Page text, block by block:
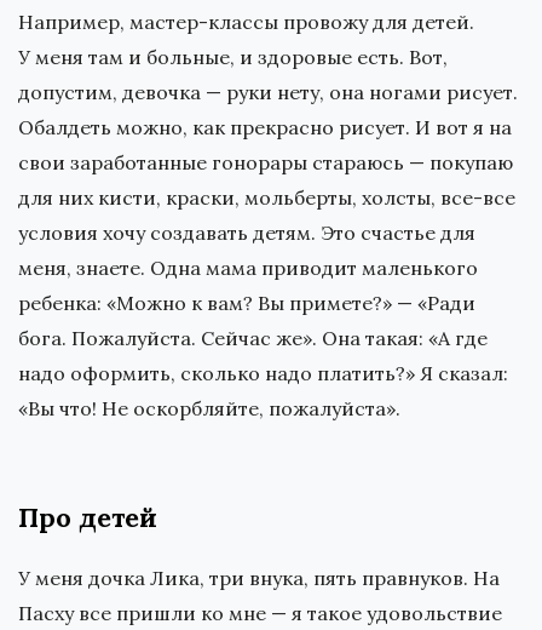
Например, мастер-классы провожу для детей.
У меня там и больные, и здоровые есть. Вот,
допустим, девочка — руки нету, она ногами рисует.
Обалдеть можно, как прекрасно рисует. И вот я на
свои заработанные гонорары стараюсь — покупаю
для них кисти, краски, мольберты, холсты, все-все
условия хочу создавать детям. Это счастье для
меня, знаете. Одна мама приводит маленького
ребенка: «Можно к вам? Вы примете?» — «Ради
бога. Пожалуйста. Сейчас же». Она такая: «А где
надо оформить, сколько надо платить?» Я сказал:
«Вы что! Не оскорбляйте, пожалуйста».
Про детей
У меня дочка Лика, три внука, пять правнуков. На
Пасху все пришли ко мне — я такое удовольствие